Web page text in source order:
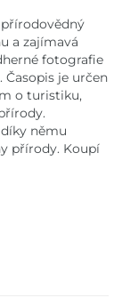
a zajímavá
fotografie
je určen
o turistiku,
němu
přírody. Koupí